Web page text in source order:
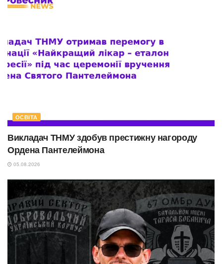
ОСВІТА
Викладач ТНМУ здобув престижну нагороду
Ордена Пантелеймона
05.08.2026